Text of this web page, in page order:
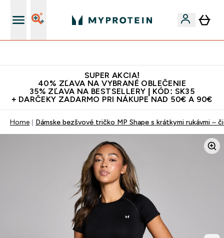
SUPER AKCIA!
40% ZĽAVA NA VYBRANÉ OBLEČENIE
35% ZĽAVA NA BESTSELLERY | KÓD: SK35
+ DARČEKY ZADARMO PRI NÁKUPE NAD 50€ A 90€
Home Dámske bezšvové tričko MP Shape s krátkymi rukávmi –